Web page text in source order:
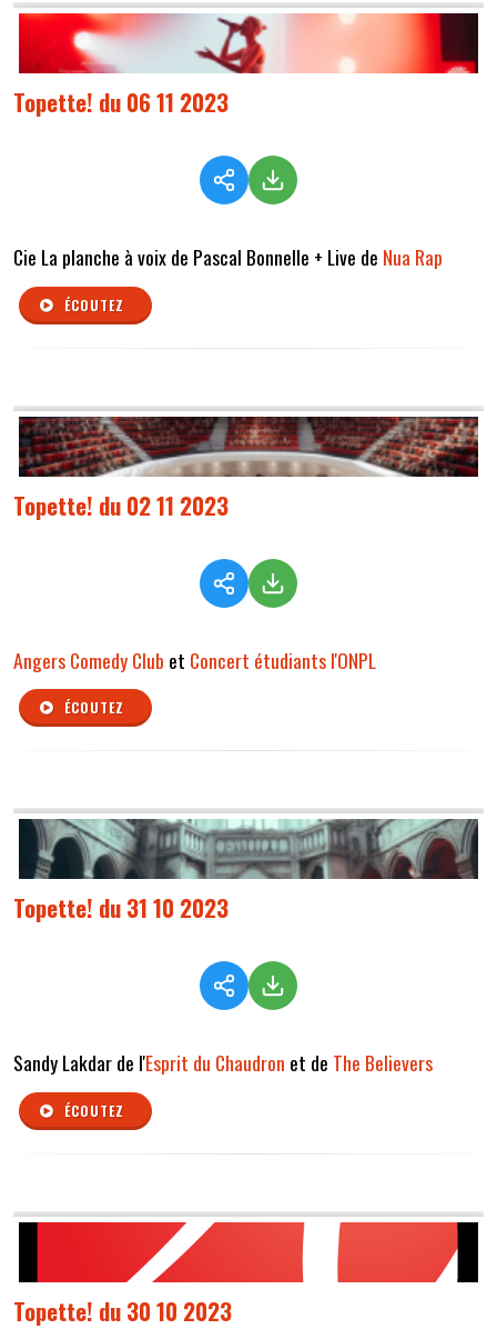
Topette! du 06 11 2023
Cie La planche à voix de Pascal Bonnelle + Live de Nua Rap
ÉCOUTEZ
Topette! du 02 11 2023
Angers Comedy Club et Concert étudiants l'ONPL
ÉCOUTEZ
Topette! du 31 10 2023
Sandy Lakdar de l'Esprit du Chaudron et de The Believers
ÉCOUTEZ
Topette! du 30 10 2023